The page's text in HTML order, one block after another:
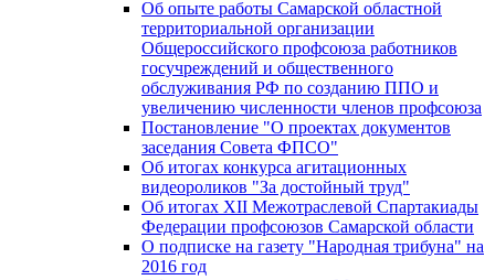
Об опыте работы Самарской областной
территориальной организации
Общероссийского профсоюза работников
госучреждений и общественного
обслуживания РФ по созданию ППО и
увеличению численности членов профсоюза
Постановление "О проектах документов
заседания Совета ФПСО"
Об итогах конкурса агитационных
видеороликов "За достойный труд"
Об итогах XII Межотраслевой Спартакиады
Федерации профсоюзов Самарской области
О подписке на газету "Народная трибуна" на
2016 год